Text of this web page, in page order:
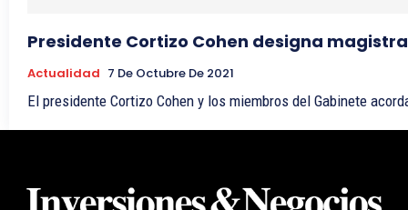
Presidente Cortizo Cohen designa
Actualidad 7 De Octubre De 2021
El presidente Cortizo Cohen y los miembros del Gabinete